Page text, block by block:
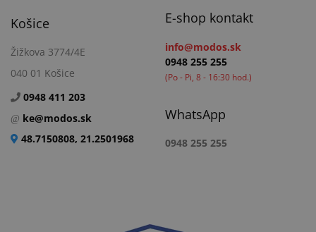
Košice
Žižkova 3774/4E
040 01 Košice
0948 411 203
ke@modos.sk
48.7150808, 21.2501968
E-shop kontakt
info@modos.sk
0948 255 255
(Po - Pi, 8 - 16:30 hod.)
WhatsApp
0948 255 255